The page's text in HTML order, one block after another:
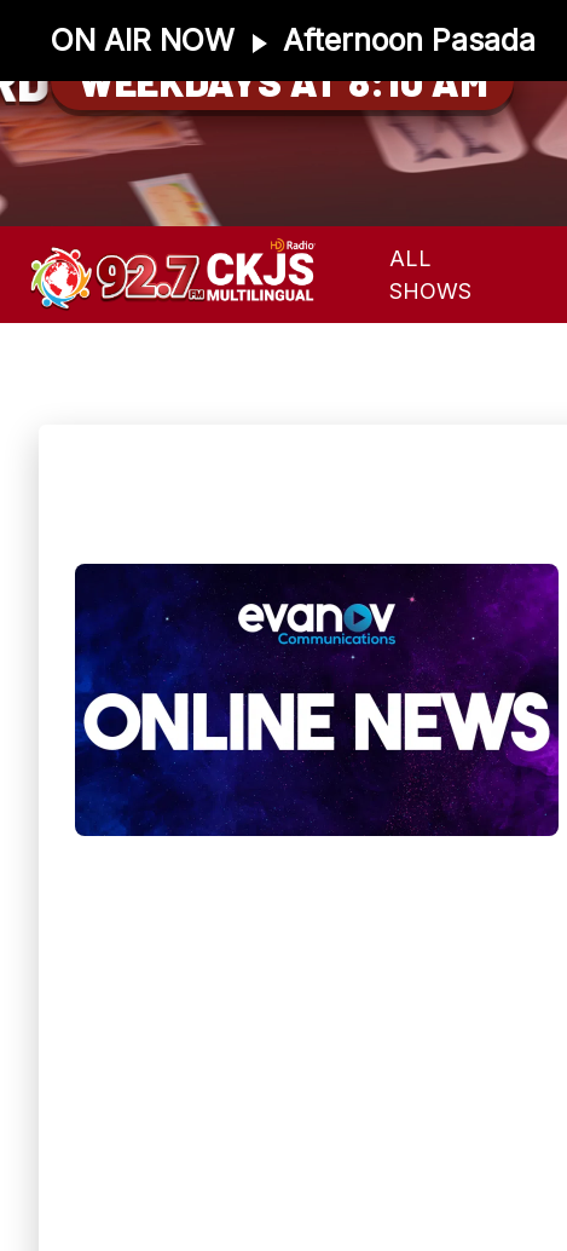
ON AIR NOW Afternoon Pasada
WEEKDAYS AT 8:10 AM
ALL
SHOWS